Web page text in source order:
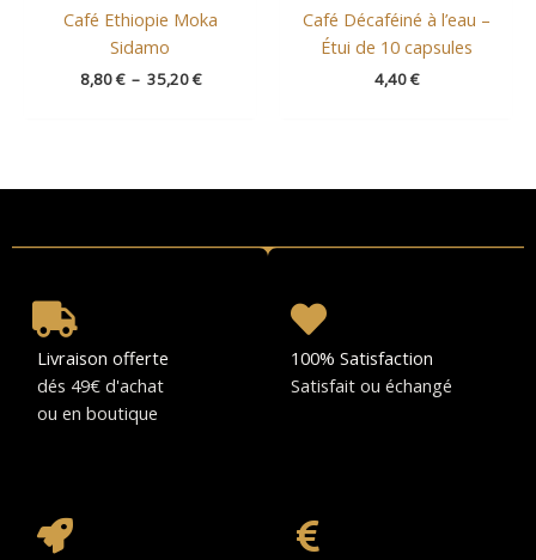
Café Ethiopie Moka
Sidamo
8,80€ – 35,20€
Café Décaféiné à l’eau –
Étui de 10 capsules
4,40€
Livraison offerte
dés 49€ d'achat
ou en boutique
100% Satisfaction
Satisfait ou échangé